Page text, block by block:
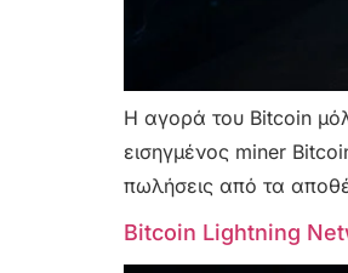
Η αγορά του Bitcoin
εισηγμένος miner
πωλήσεις από τα
Bitcoin Lightning